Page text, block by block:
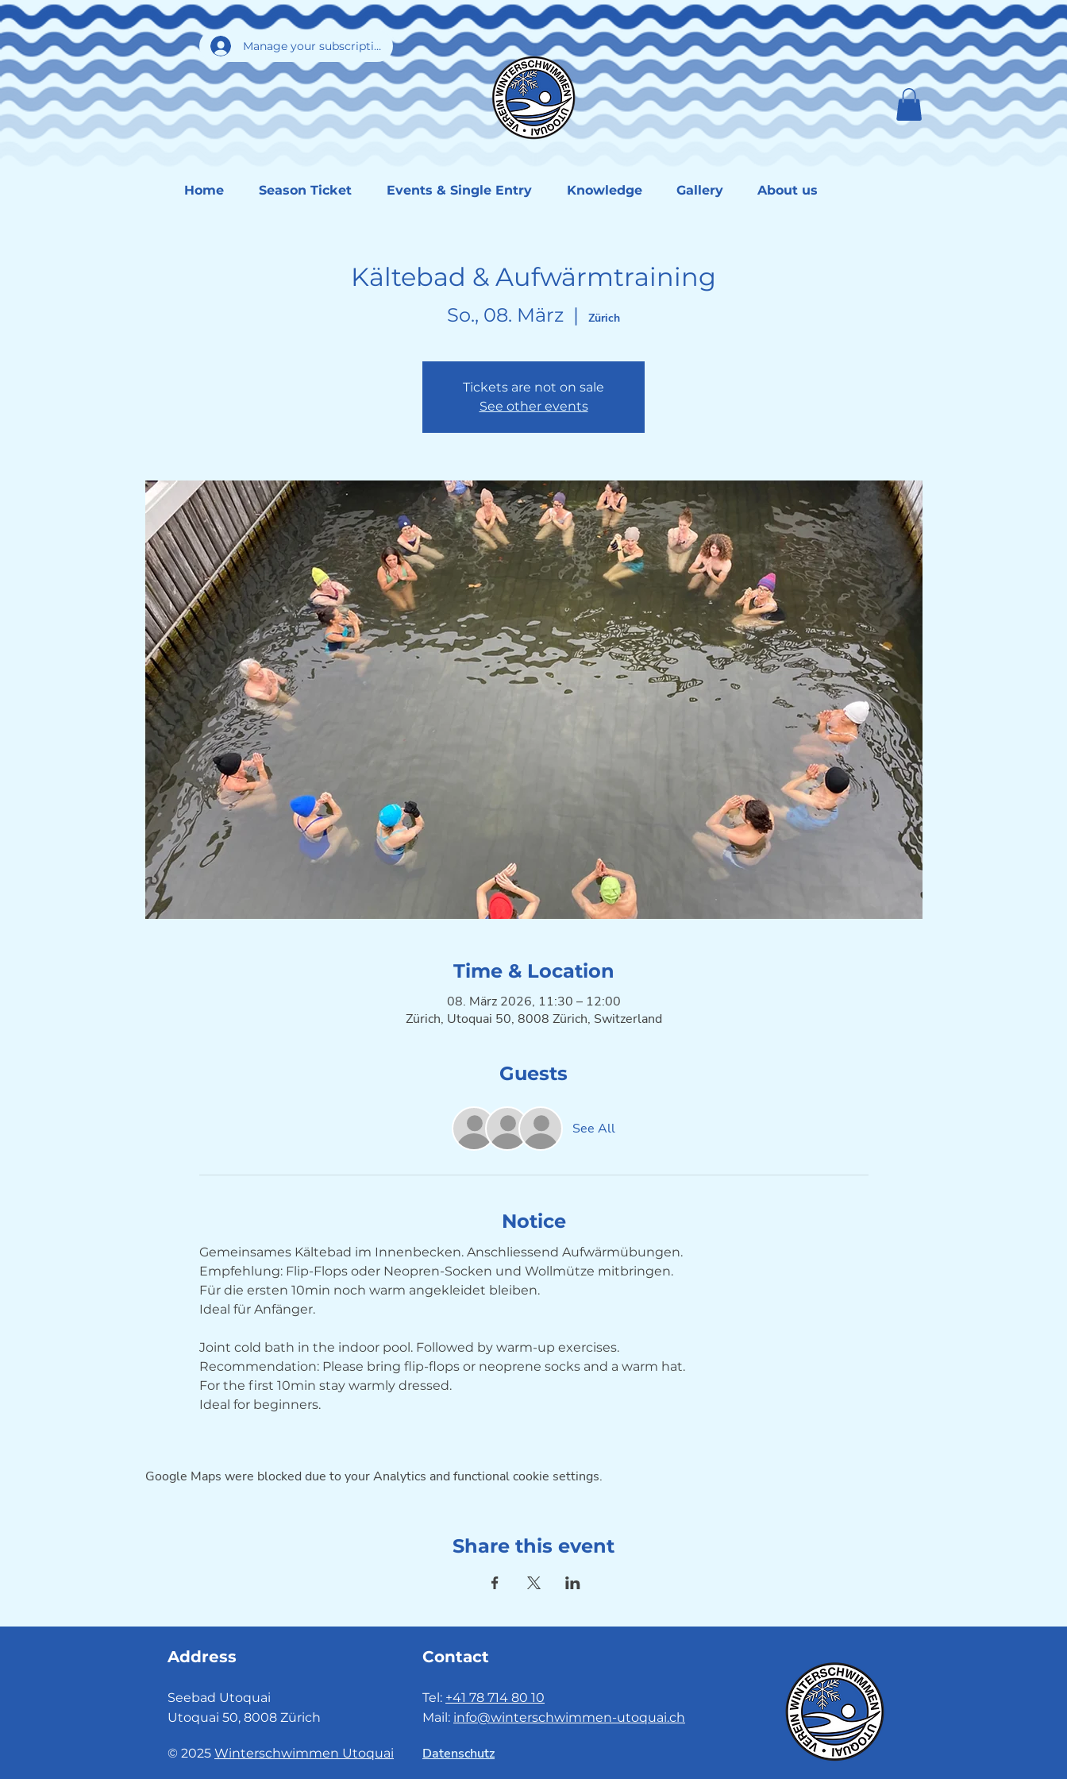
Manage your subscription
Home Season Ticket Events & Single Entry Knowledge Gallery About us
Kältebad & Aufwärmtraining
So., 08. März
  |
Zürich
Tickets are not on sale
See other events
Time & Location
08. März 2026, 11:30 – 12:00
Zürich, Utoquai 50, 8008 Zürich, Switzerland
Guests
See All
Notice
Gemeinsames Kältebad im Innenbecken. Anschliessend Aufwärmübungen.
Empfehlung: Flip-Flops oder Neopren-Socken und Wollmütze mitbringen.
Für die ersten 10min noch warm angekleidet bleiben.
Ideal für Anfänger.
Joint cold bath in the indoor pool. Followed by warm-up exercises.
Recommendation: Please bring flip-flops or neoprene socks and a warm hat.
For the first 10min stay warmly dressed.
Ideal for beginners.
Google Maps were blocked due to your Analytics and functional cookie settings.
Share this event
Address
Seebad Utoquai
Utoquai 50, 8008 Zürich
Contact
Tel: +41 78 714 80 10
Mail: info@winterschwimmen-utoquai.ch
© 2025 Winterschwimmen Utoquai Datenschutz